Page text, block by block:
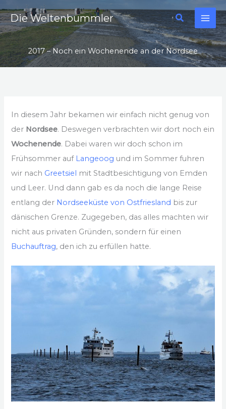
Zum
Inhalt
springen
Die Weltenbummler Suchen
2017 – Noch ein Wochenende an der Nordsee
In diesem Jahr bekamen wir einfach nicht genug von
der Nordsee. Deswegen verbrachten wir dort noch ein
Wochenende. Dabei waren wir doch schon im
Frühsommer auf Langeoog und im Sommer fuhren
wir nach Greetsiel mit Stadtbesichtigung von Emden
und Leer. Und dann gab es da noch die lange Reise
entlang der Nordseeküste von Ostfriesland bis zur
dänischen Grenze. Zugegeben, das alles machten wir
nicht aus privaten Gründen, sondern für einen
Buchauftrag, den ich zu erfüllen hatte.